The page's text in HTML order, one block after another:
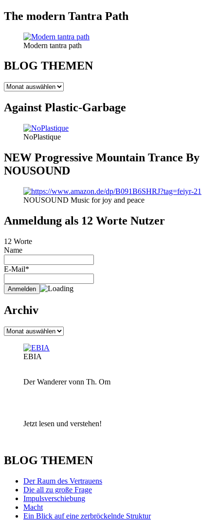
The modern Tantra Path
Modern tantra path
BLOG THEMEN
BLOG
Against Plastic-Garbage
NoPlastique
NEW Progressive Mountain Trance By
NOUSOUND
NOUSOUND Music for joy and peace
Anmeldung als 12 Worte Nutzer
12 Worte
Name
E-Mail*
Archiv
Archiv
EBIA
Der Wanderer vonn Th. Om
Jetzt lesen und verstehen!
BLOG THEMEN
Der Raum des Vertrauens
Die all zu große Frage
Impulsverschiebung
Macht
Ein Blick auf eine zerbröckelnde Struktur